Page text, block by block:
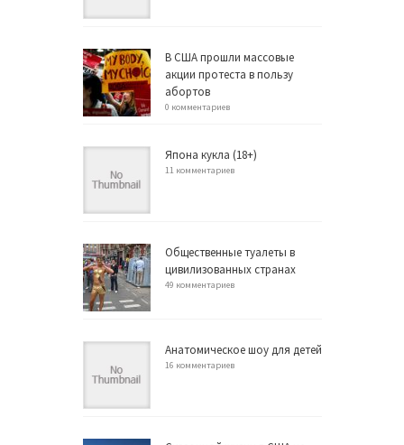
В США прошли массовые
акции протеста в пользу
абортов
0 комментариев
Япона кукла (18+)
11 комментариев
Общественные туалеты в
цивилизованных странах
49 комментариев
Анатомическое шоу для детей
16 комментариев